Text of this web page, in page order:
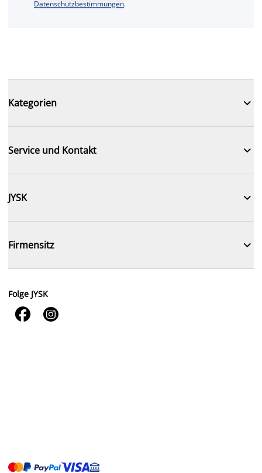
Datenschutzbestimmungen.
Kategorien 
Service und Kontakt 
JYSK 
Firmensitz 
Folge JYSK
 